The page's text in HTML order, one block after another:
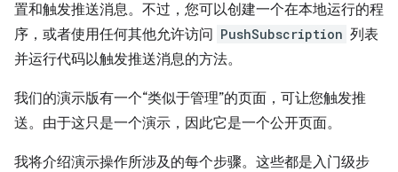
置和触发推送消息。不过，您可以创建一个在本地运行的程
序，或者使用任何其他允许访问 PushSubscription 列表
并运行代码以触发推送消息的方法。
我们的演示版有一个“类似于管理”的页面，可让您触发推
送。由于这只是一个演示，因此它是一个公开页面。
我将介绍演示操作所涉及的每个步骤。这些都是入门级步